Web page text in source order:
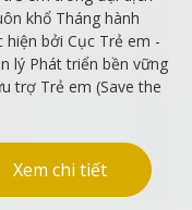
và những người
19? Tôi nên làm
Có an toàn để đưa
xét nghiệm bệnh
Xem chi tiết